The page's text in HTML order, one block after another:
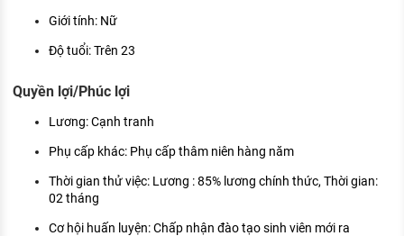
Giới tính: Nữ
Độ tuổi: Trên 23
Quyền lợi/Phúc lợi
Lương: Cạnh tranh
Phụ cấp khác: Phụ cấp thâm niên hàng năm
Thời gian thử việc: Lương : 85% lương chính thức, Thời gian:
02 tháng
Cơ hội huấn luyện: Chấp nhận đào tạo sinh viên mới ra